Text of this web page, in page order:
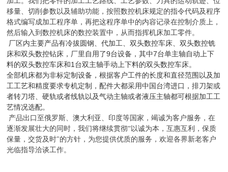
移量、切削参数以及辅助功能，按照数控机床规定的指令代码及程序
格式编写成加工程序单，再把这程序单中的内容记录在控制介质上，
然后输入到数控机床的数控装置中，从而指挥机床加工零件。
厂区内主要产品有冷拔圆钢、代加工、双头数控车床、双头数控铣
床和双头数控钻床，厂里自用了9台设备，其中7台单主轴自动上下
料的双头数控车床和1 台双主轴手动上下料的双头数控车床。
全部机床都为非标定制设备，根据客户工件的长度和直径范围以及加
工工艺和精度要求专机定制，配件大都采用中国台湾进口，排刀架或
者转刀塔、硬轨或者线轨以及气动主轴或者液压主轴都可根据加工工
艺情况选配。
产品出口至俄罗斯、澳大利亚、印度等国家，竭诚为客户服务，在
逐渐发展壮大的同时，我们将继续贯彻“以诚为本，互惠互利，保质
保量，交货及时"的方针，为您提供优质的服务，欢迎各界新老客户
光临指导洽谈工作。